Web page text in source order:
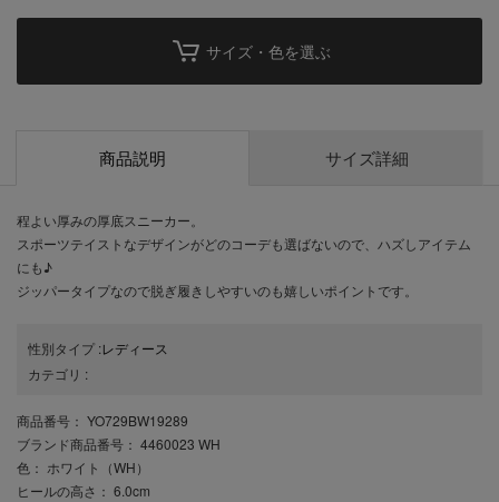
サイズ・色を選ぶ
商品説明 サイズ詳細
程よい厚みの厚底スニーカー。
スポーツテイストなデザインがどのコーデも選ばないので、ハズしアイテム
にも♪
ジッパータイプなので脱ぎ履きしやすいのも嬉しいポイントです。
性別タイプ :レディース
カテゴリ :
商品番号 ： YO729BW19289
ブランド商品番号 ： 4460023 WH
色 ： ホワイト（WH）
ヒールの高さ ： 6.0cm